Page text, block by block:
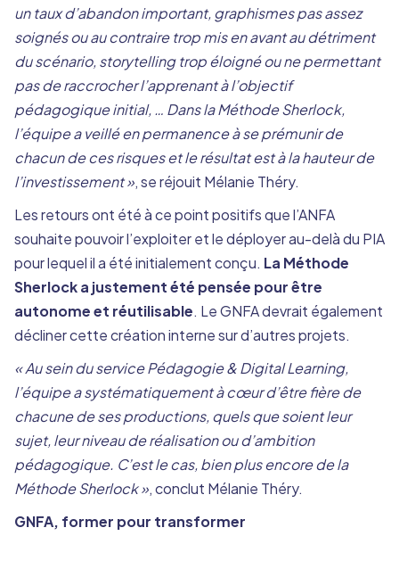
un taux d’abandon important, graphismes pas assez
soignés ou au contraire trop mis en avant au détriment
du scénario, storytelling trop éloigné ou ne permettant
pas de raccrocher l’apprenant à l’objectif
pédagogique initial, … Dans la Méthode Sherlock,
l’équipe a veillé en permanence à se prémunir de
chacun de ces risques et le résultat est à la hauteur de
l’investissement », se réjouit Mélanie Théry.
Les retours ont été à ce point positifs que l’ANFA
souhaite pouvoir l’exploiter et le déployer au-delà du PIA
pour lequel il a été initialement conçu. La Méthode
Sherlock a justement été pensée pour être
autonome et réutilisable. Le GNFA devrait également
décliner cette création interne sur d’autres projets.
« Au sein du service Pédagogie & Digital Learning,
l’équipe a systématiquement à cœur d’être fière de
chacune de ses productions, quels que soient leur
sujet, leur niveau de réalisation ou d’ambition
pédagogique. C’est le cas, bien plus encore de la
Méthode Sherlock », conclut Mélanie Théry.
GNFA, former pour transformer